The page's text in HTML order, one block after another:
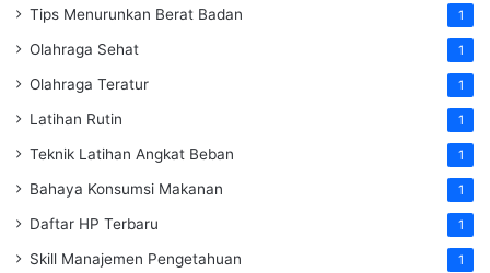
Tips Menurunkan Berat Badan 1
Olahraga Sehat 1
Olahraga Teratur 1
Latihan Rutin 1
Teknik Latihan Angkat Beban 1
Bahaya Konsumsi Makanan 1
Daftar HP Terbaru 1
Skill Manajemen Pengetahuan 1